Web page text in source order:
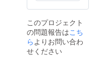
このプロジェクト
の問題報告はこち
らよりお問い合わ
せください